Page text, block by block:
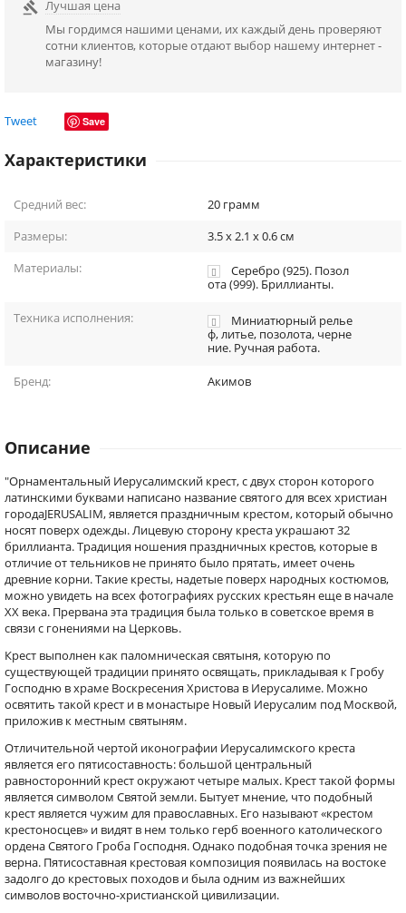
 Лучшая цена
Мы гордимся нашими ценами, их каждый день проверяют
сотни клиентов, которые отдают выбор нашему интернет -
магазину!
Tweet Save
Характеристики
Средний вес: 20 грамм
Размеры:
3.5 x 2.1 x 0.6см
Материалы:
Серебро (925). Позол
ота (999). Бриллианты.
Техника исполнения:
Миниатюрный релье
ф, литье, позолота, черне
ние. Ручная работа.
Бренд: Акимов
Описание
"Орнаментальный Иерусалимский крест, с двух сторон которого
латинскими буквами написано название святого для всех христиан
городаJERUSALIM, является праздничным крестом, который обычно
носят поверх одежды. Лицевую сторону креста украшают 32
бриллианта. Традиция ношения праздничных крестов, которые в
отличие от тельников не принято было прятать, имеет очень
древние корни. Такие кресты, надетые поверх народных костюмов,
можно увидеть на всех фотографиях русских крестьян еще в начале
XX века. Прервана эта традиция была только в советское время в
связи с гонениями на Церковь.
Крест выполнен как паломническая святыня, которую по
существующей традиции принято освящать, прикладывая к Гробу
Господню в храме Воскресения Христова в Иерусалиме. Можно
освятить такой крест и в монастыре Новый Иерусалим под Москвой,
приложив к местным святыням.
Отличительной чертой иконографии Иерусалимского креста
является его пятисоставность: большой центральный
равносторонний крест окружают четыре малых. Крест такой формы
является символом Святой земли. Бытует мнение, что подобный
крест является чужим для православных. Его называют «крестом
крестоносцев» и видят в нем только герб военного католического
ордена Святого Гроба Господня. Однако подобная точка зрения не
верна. Пятисоставная крестовая композиция появилась на востоке
задолго до крестовых походов и была одним из важнейших
символов восточно-христианской цивилизации.